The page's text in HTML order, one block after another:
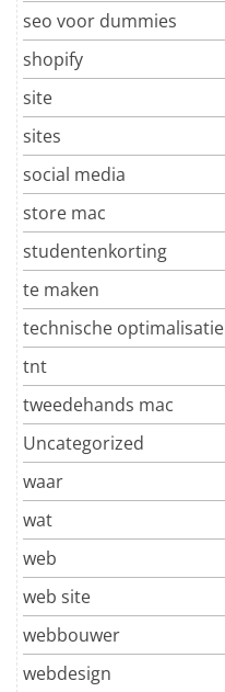
seo voor dummies
shopify
site
sites
social media
store mac
studentenkorting
te maken
technische optimalisatie
tnt
tweedehands mac
Uncategorized
waar
wat
web
web site
webbouwer
webdesign